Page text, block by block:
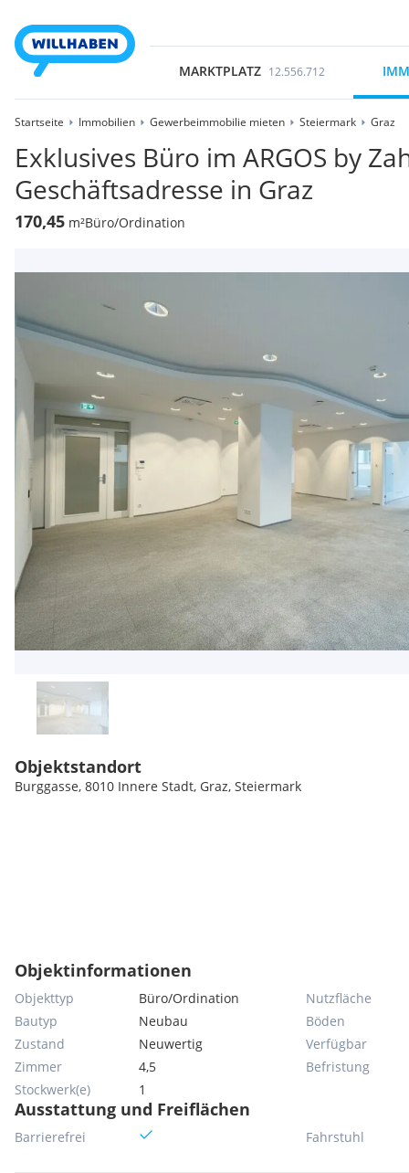
MARKTPLATZ 12.556.712
Startseite Immobilien Gewerbeimmobilie mieten Steiermark Graz
Exklusives Büro im ARGOS by
Geschäftsadresse in Graz
170,45 m²Büro/Ordination
Objektstandort
Burggasse, 8010 Innere Stadt, Graz, Steiermark
Objektinformationen
Objekttyp
Büro/Ordination
Bautyp
Neubau
Zustand
Neuwertig
Zimmer
4,5
Stockwerk(e)
1
Nutzfläche
Böden
Verfügbar
Befristung
Ausstattung und Freiflächen
Barrierefrei Fahrstuhl